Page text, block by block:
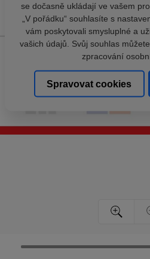
se dočasně ukládají ve vašem
„V pořádku“ souhlasíte s
vám poskytovali smysluplné a
vašich údajů. Svůj souhlas
zpracování
Spravovat cookies